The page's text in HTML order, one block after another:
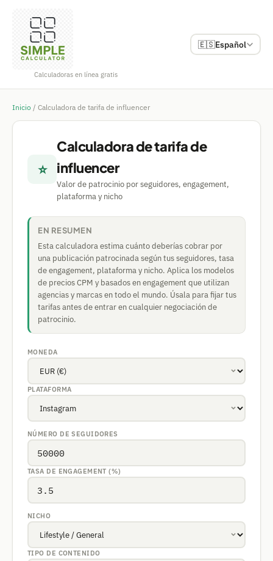
Calculadoras en línea gratis
🇪🇸Español
Inicio / Calculadora de tarifa de influencer
⭐
Calculadora de tarifa de
influencer
Valor de patrocinio por seguidores, engagement,
plataforma y nicho
EN RESUMEN
Esta calculadora estima cuánto deberías cobrar por
una publicación patrocinada según tus seguidores, tasa
de engagement, plataforma y nicho. Aplica los modelos
de precios CPM y basados en engagement que utilizan
agencias y marcas en todo el mundo. Úsala para fijar tus
tarifas antes de entrar en cualquier negociación de
patrocinio.
MONEDA
PLATAFORMA
NÚMERO DE SEGUIDORES
TASA DE ENGAGEMENT (%)
NICHO
TIPO DE CONTENIDO